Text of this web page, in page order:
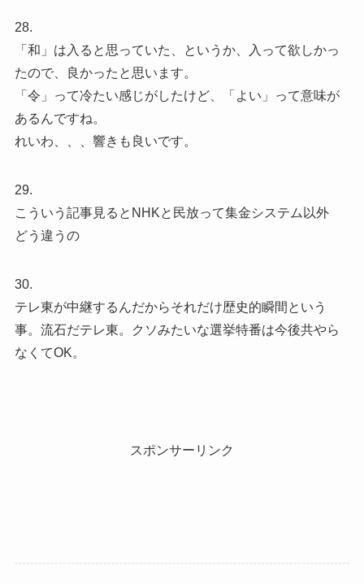
28.
「和」は入ると思っていた、というか、入って欲しかっ
たので、良かったと思います。
「令」って冷たい感じがしたけど、「よい」って意味が
あるんですね。
れいわ、、、響きも良いです。
29.
こういう記事見るとNHKと民放って集金システム以外
どう違うの
30.
テレ東が中継するんだからそれだけ歴史的瞬間という
事。流石だテレ東。クソみたいな選挙特番は今後共やら
なくてOK。
スポンサーリンク